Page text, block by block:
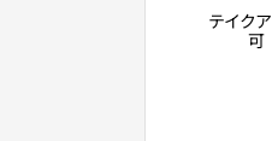
テイク
可